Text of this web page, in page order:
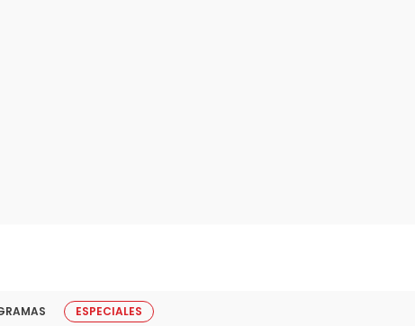
ESPECIALES